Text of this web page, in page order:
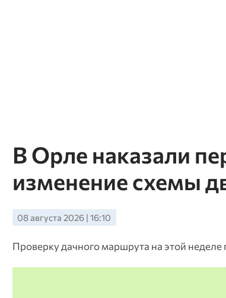
В Орле наказали
изменение схемы
08 августа 2026 | 16:10
Проверку дачного маршрута на этой неделе